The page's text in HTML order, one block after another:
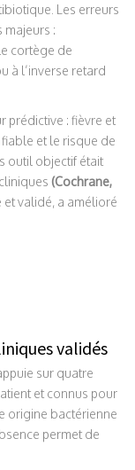
Les erreurs
:
cortège de
à l’inverse retard
prédictive : fièvre et
et le risque de
outil objectif était
(Cochrane,
et validé, a amélioré
validés
sur quatre
et connus pour
origine bactérienne
permet de